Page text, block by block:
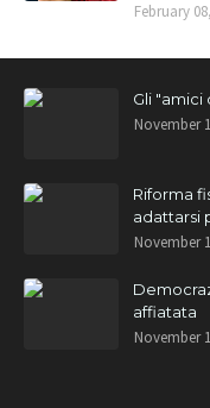
February
Gli "amici
November
Riforma
adattarsi
November
affiatata
November